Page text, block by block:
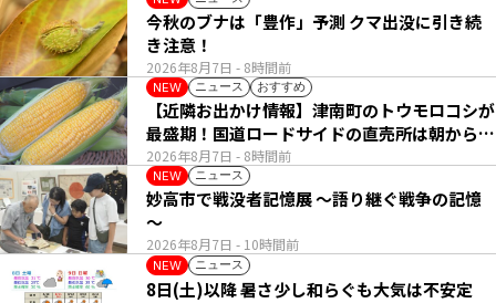
2026年8月7日 - 8時間前
今秋のブナは「豊作」予測 クマ出没に引き続
き注意！
NEW ニュース おすすめ
2026年8月7日 - 8時間前
【近隣お出かけ情報】津南町のトウモロコシが
最盛期！国道ロードサイドの直売所は朝から長
い列
NEW ニュース
2026年8月7日 - 10時間前
妙高市で戦没者記憶展 ～語り継ぐ戦争の記憶
～
NEW ニュース
8日(土)以降 暑さ少し和らぐも大気は不安定